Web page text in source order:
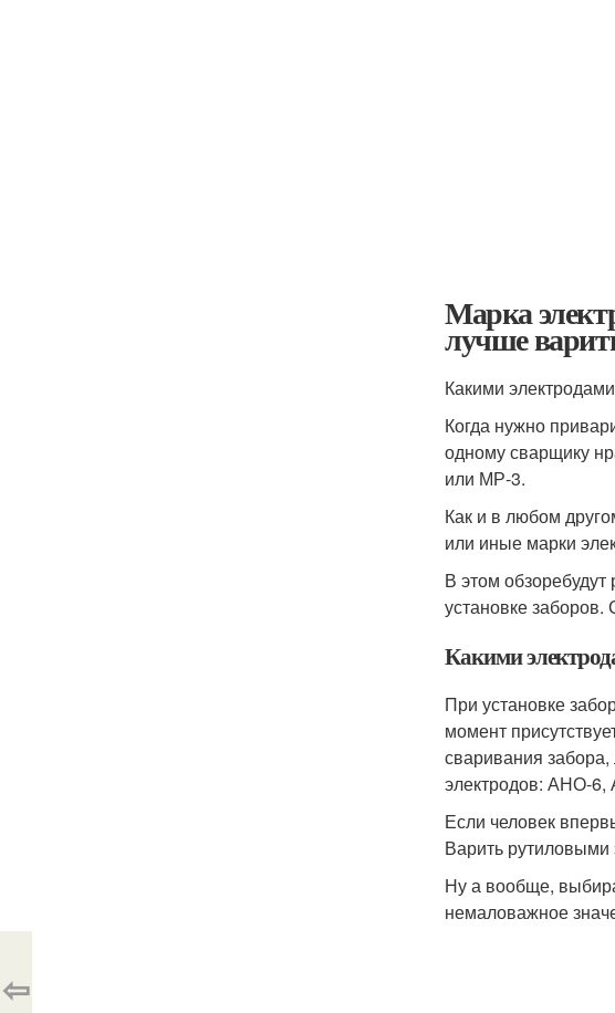
Марка
лучше
Какими
Когда нужно
одному сварщику
или МР-3.
Как и в любом
или иные марки
В этом
установке
Какими
При установке
момент
сваривания
электродов: АНО-
Если человек
Варить
Ну а вообще,
немаловажное
⇦